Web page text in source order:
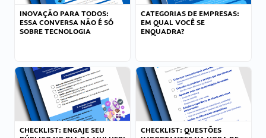
INOVAÇÃO PARA TODOS:
ESSA CONVERSA NÃO É SÓ
SOBRE TECNOLOGIA
CATEGORIAS DE EMPRESAS:
EM QUAL VOCÊ SE
ENQUADRA?
CHECKLIST: ENGAJE SEU
CHECKLIST: QUESTÕES